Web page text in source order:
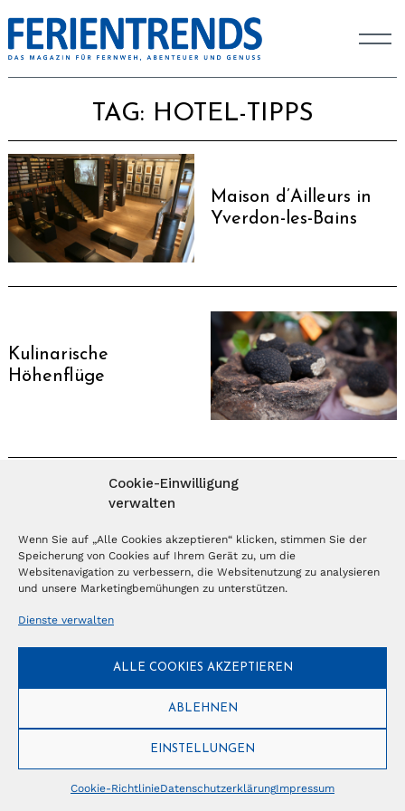
Cookie-Einwilligung
verwalten
Wenn Sie auf „Alle Cookies akzeptieren“ klicken, stimmen Sie der
Speicherung von Cookies auf Ihrem Gerät zu, um die
Websitenavigation zu verbessern, die Websitenutzung zu analysieren
und unsere Marketingbemühungen zu unterstützen.
Dienste verwalten
ALLE COOKIES AKZEPTIEREN
ABLEHNEN
EINSTELLUNGEN
Cookie-RichtlinieDatenschutzerklärungImpressum
TAG: HOTEL-TIPPS
Maison d’Ailleurs in
Yverdon-les-Bains
Kulinarische
Höhenflüge
MAGAZIN ABONNIEREN
Abonnieren
Anmelden
© Copyright 2026 – Ferientrends // info@tlvg.ch
Tourismus Lifestyle Verlag GmbH // Frohbergweg 1 - CH-3012 Bern //
Datenschutzerklärung //Impressum